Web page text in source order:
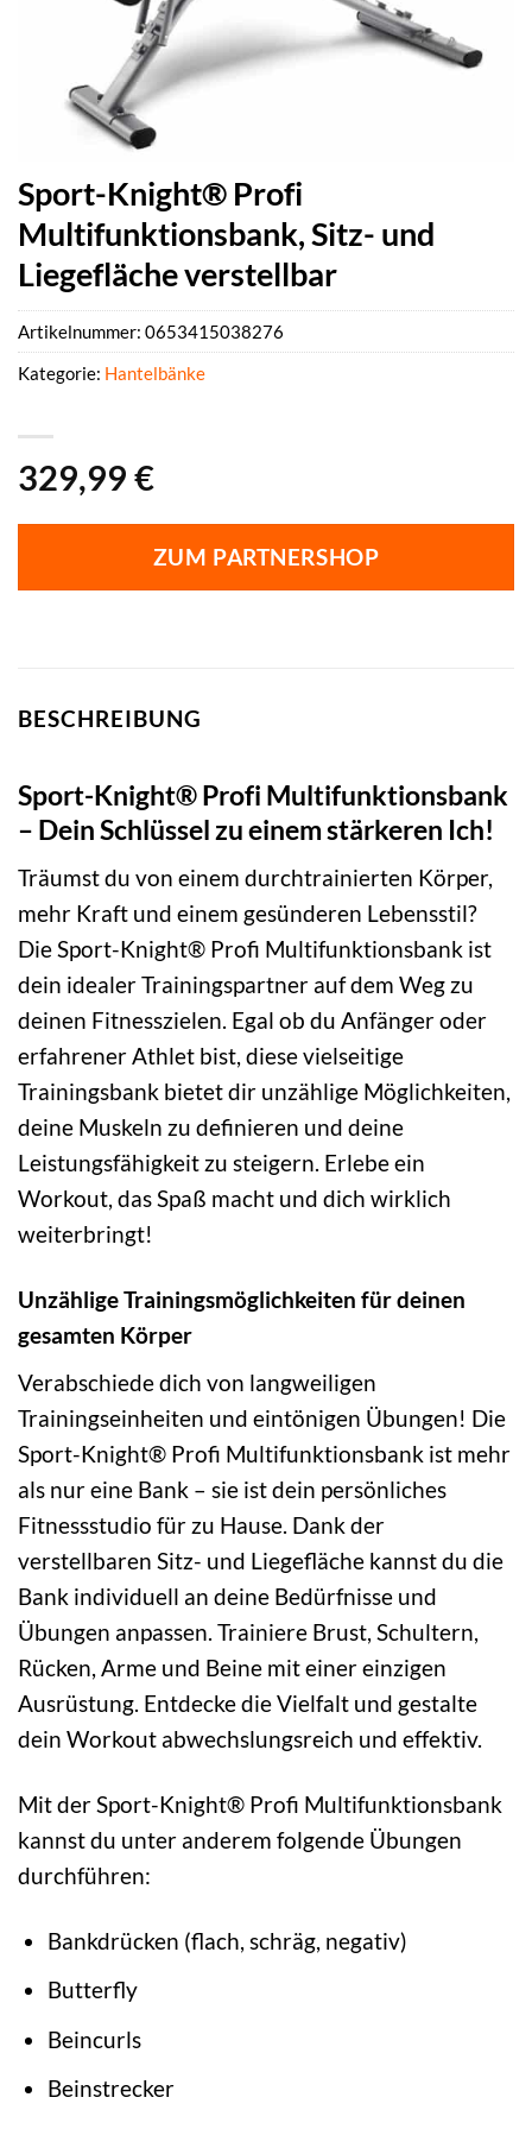
Sport-Knight® Profi
Multifunktionsbank, Sitz- und
Liegefläche verstellbar
329,99 €
ZUM PARTNERSHOP
Artikelnummer: 0653415038276
Kategorie: Hantelbänke
BESCHREIBUNG
Sport-Knight® Profi Multifunktionsbank
– Dein Schlüssel zu einem stärkeren Ich!
Träumst du von einem durchtrainierten Körper,
mehr Kraft und einem gesünderen Lebensstil?
Die Sport-Knight® Profi Multifunktionsbank ist
dein idealer Trainingspartner auf dem Weg zu
deinen Fitnesszielen. Egal ob du Anfänger oder
erfahrener Athlet bist, diese vielseitige
Trainingsbank bietet dir unzählige Möglichkeiten,
deine Muskeln zu definieren und deine
Leistungsfähigkeit zu steigern. Erlebe ein
Workout, das Spaß macht und dich wirklich
weiterbringt!
Unzählige Trainingsmöglichkeiten für deinen
gesamten Körper
Verabschiede dich von langweiligen
Trainingseinheiten und eintönigen Übungen! Die
Sport-Knight® Profi Multifunktionsbank ist mehr
als nur eine Bank – sie ist dein persönliches
Fitnessstudio für zu Hause. Dank der
verstellbaren Sitz- und Liegefläche kannst du die
Bank individuell an deine Bedürfnisse und
Übungen anpassen. Trainiere Brust, Schultern,
Rücken, Arme und Beine mit einer einzigen
Ausrüstung. Entdecke die Vielfalt und gestalte
dein Workout abwechslungsreich und effektiv.
Mit der Sport-Knight® Profi Multifunktionsbank
kannst du unter anderem folgende Übungen
durchführen:
Bankdrücken (flach, schräg, negativ)
Butterfly
Beincurls
Beinstrecker